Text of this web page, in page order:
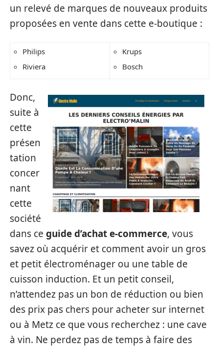
un relevé de marques de nouveaux produits
proposées en vente dans cette e-boutique :
Philips
Riviera
Krups
Bosch
Donc,
suite à
cette
présen
tation
concer
nant
cette
société
dans ce guide d’achat e-commerce, vous
savez où acquérir et comment avoir un gros
et petit électroménager ou une table de
cuisson induction. Et un petit conseil,
n’attendez pas un bon de réduction ou bien
des prix pas chers pour acheter sur internet
ou à Metz ce que vous recherchez : une cave
à vin. Ne perdez pas de temps à faire des